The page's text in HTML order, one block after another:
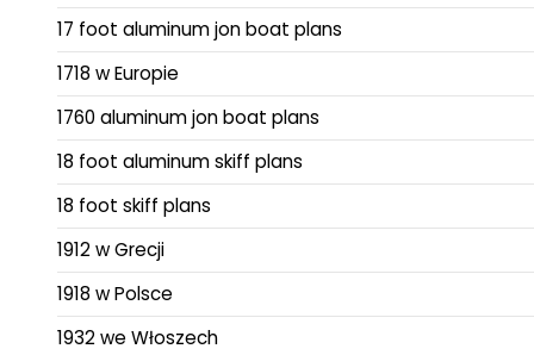
17 foot aluminum jon boat plans
1718 w Europie
1760 aluminum jon boat plans
18 foot aluminum skiff plans
18 foot skiff plans
1912 w Grecji
1918 w Polsce
1932 we Włoszech